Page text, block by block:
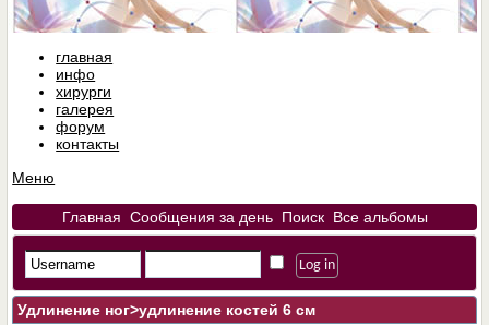
главная
инфо
хирурги
галерея
форум
контакты
Меню
Главная Сообщения за день Поиск Все альбомы
Удлинение ног>удлинение костей 6 см